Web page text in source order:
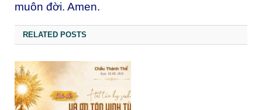
muôn đời. Amen.
RELATED POSTS